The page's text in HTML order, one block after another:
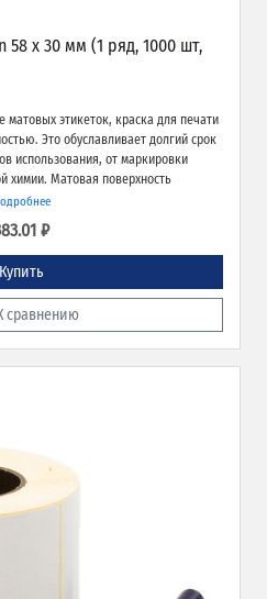
58 х 30 мм (1 ряд, 1000 шт,
матовых этикеток, краска для печати
Это обуславливает долгий срок
использования, от маркировки
химии. Матовая поверхность
печати и широкие возможности
₽
Купить
сравнению